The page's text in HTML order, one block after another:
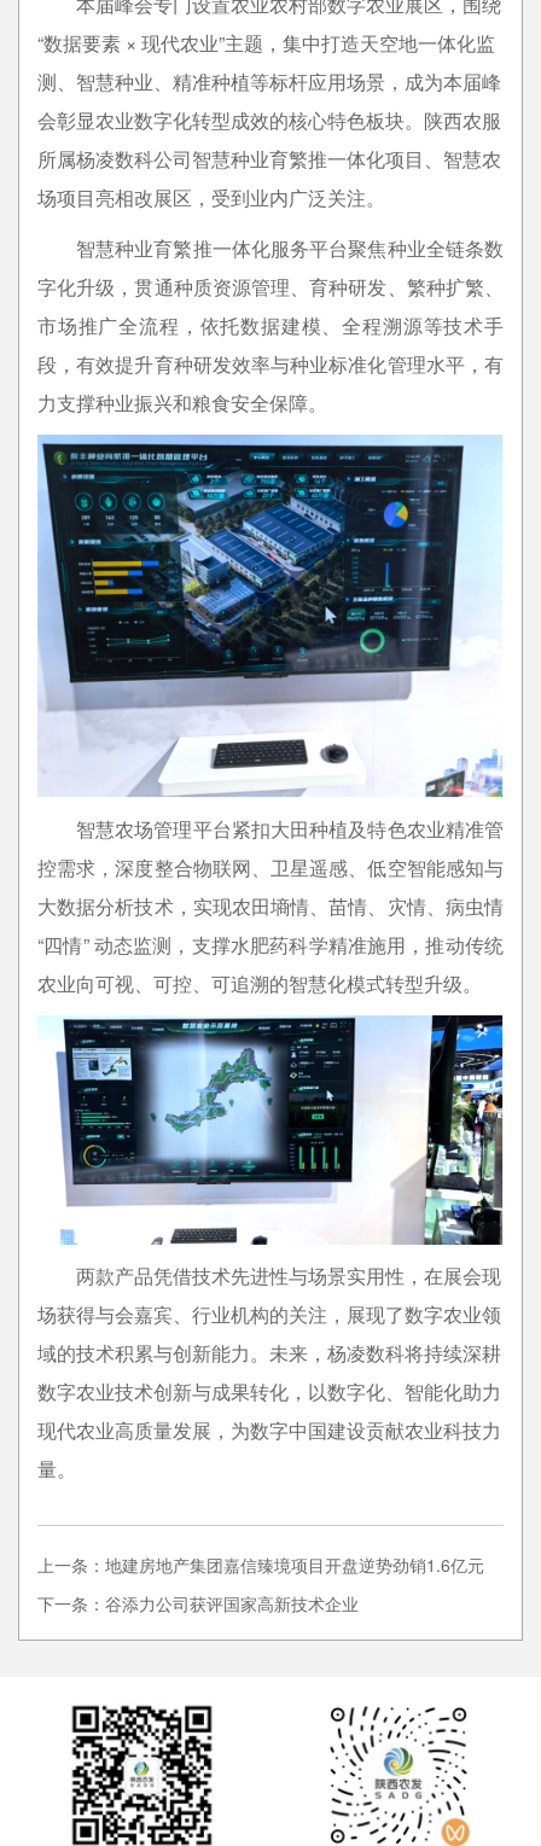
“数据要素 × 现代农业”主题，集中打造天空地一体化监
测、智慧种业、精准种植等标杆应用场景，成为本届峰
会彰显农业数字化转型成效的核心特色板块。陕西农服
所属杨凌数科公司智慧种业育繁推一体化项目、智慧农
场项目亮相改展区，受到业内广泛关注。
智慧种业育繁推一体化服务平台聚焦种业全链条数
字化升级，贯通种质资源管理、育种研发、繁种扩繁、
市场推广全流程，依托数据建模、全程溯源等技术手
段，有效提升育种研发效率与种业标准化管理水平，有
力支撑种业振兴和粮食安全保障。
智慧农场管理平台紧扣大田种植及特色农业精准管
控需求，深度整合物联网、卫星遥感、低空智能感知与
大数据分析技术，实现农田墒情、苗情、灾情、病虫情
“四情” 动态监测，支撑水肥药科学精准施用，推动传统
农业向可视、可控、可追溯的智慧化模式转型升级。
两款产品凭借技术先进性与场景实用性，在展会现
场获得与会嘉宾、行业机构的关注，展现了数字农业领
域的技术积累与创新能力。未来，杨凌数科将持续深耕
数字农业技术创新与成果转化，以数字化、智能化助力
现代农业高质量发展，为数字中国建设贡献农业科技力
量。
上一条：地建房地产集团嘉信臻境项目开盘逆势劲销1.6亿元
下一条：谷添力公司获评国家高新技术企业